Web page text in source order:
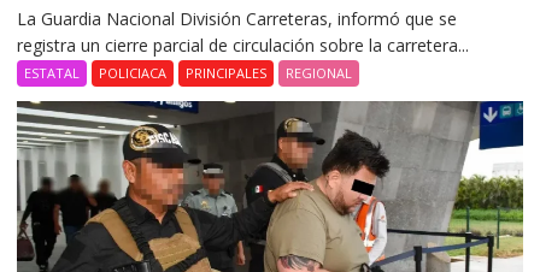
La Guardia Nacional División Carreteras, informó que se
registra un cierre parcial de circulación sobre la carretera...
ESTATAL POLICIACA PRINCIPALES REGIONAL